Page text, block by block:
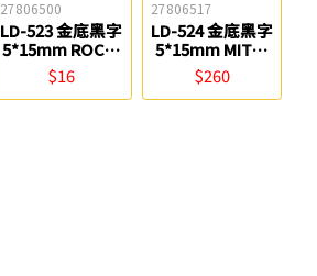
27806500
LD-523 金底黑字
5*15mm ROC產
地標籤(1千張)
LONGDER龍德
$16
27806517
LD-524 金底黑字
5*15mm MIT產
地標籤(2萬張)
LONGDER龍德
$260